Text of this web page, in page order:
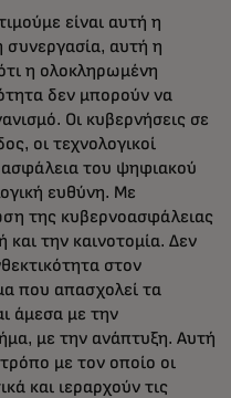
είναι αυτή η
αυτή η
η ολοκληρωμένη
δεν μπορούν να
Οι κυβερνήσεις σε
οι τεχνολογικοί
ασφάλεια του ψηφιακού
ευθύνη. Με
της κυβερνοασφάλειας
και την καινοτομία. Δεν
στον
που απασχολεί τα
άμεσα με την
με την ανάπτυξη. Αυτή
με τον οποίο οι
και ιεραρχούν τις